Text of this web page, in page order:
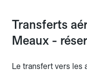
Transferts
Meaux -
Le transfert vers les